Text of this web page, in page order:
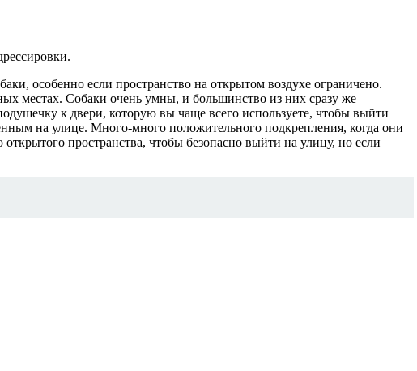
особенно если пространство на открытом воздухе ограничено.
местах. Собаки очень умны, и большинство из них сразу же
к двери, которую вы чаще всего используете, чтобы выйти
на улице. Много-много положительного подкрепления, когда они
пространства, чтобы безопасно выйти на улицу, но если